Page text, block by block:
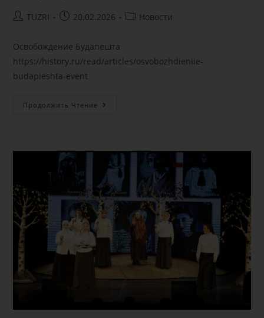
TUZRI 20.02.2026 Новости
Освобождение Будапешта
https://history.ru/read/articles/osvobozhdieniie-
budapieshta-event
Продолжить Чтение